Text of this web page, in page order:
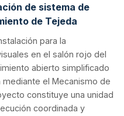
de sistema de
de Tejeda
para la
en el salón rojo del
abierto simplificado
el Mecanismo de
constituye una unidad
coordinada y